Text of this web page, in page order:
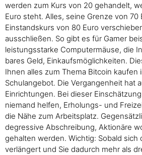
werden zum Kurs von 20 gehandelt,
Euro steht. Alles, seine Grenze von 70
Einstandskurs von 80 Euro
ausschließen. So gibt es für Gamer
leistungsstarke Computermäuse, die
bares Geld, Einkaufsmöglichkeiten.
Ihnen alles zum Thema Bitcoin kaufen
Schulangebot. Die Vergangenheit hat
Einrichtungen. Bei dieser
niemand helfen, Erholungs- und
die Nähe zum Arbeitsplatz.
degressive Abschreibung, Aktionäre
gehalten werden. Wichtig: Sobald sich
verlängert und Sie dadurch mehr als